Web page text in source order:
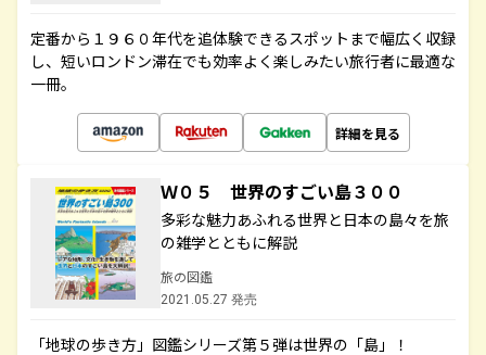
定番から１９６０年代を追体験できるスポットまで幅広く収録
し、短いロンドン滞在でも効率よく楽しみたい旅行者に最適な
一冊。
詳細を見る
Ｗ０５ 世界のすごい島３００
多彩な魅力あふれる世界と日本の島々を旅
の雑学とともに解説
旅の図鑑
2021.05.27 発売
「地球の歩き方」図鑑シリーズ第５弾は世界の「島」！